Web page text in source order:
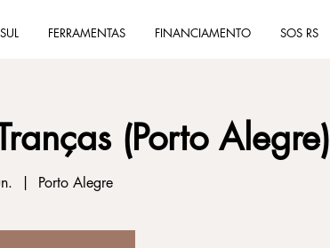
FERRAMENTAS FINANCIAMENTO SOS RS
(Porto Alegre)
Porto Alegre